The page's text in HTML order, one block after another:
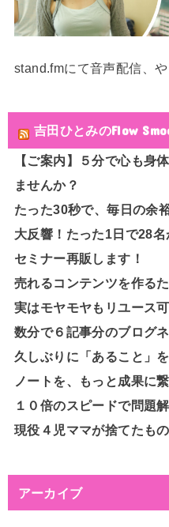
stand.fmにて音声配信、や
吉田ひとみのFlow
【ご案内】５分で心も身
ませんか？
たった30秒で、毎日の余
大反響！たった1日で28
セミナー再販します！
売れるコンテンツを作る
実はモヤモヤもリユース可
数分で６記事分のブログ
久しぶりに「あること」
ノートを、もっと成果に
１０倍のスピードで問題
現役４児ママが捨てたもの
アーカイブ